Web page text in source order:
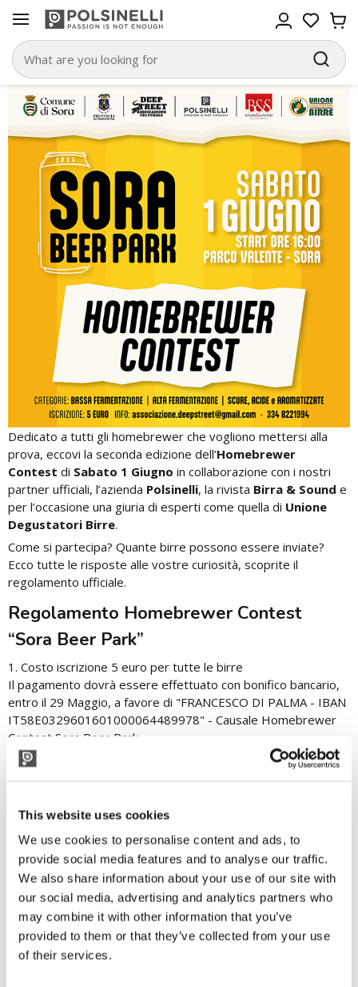
This website uses cookies
We use cookies to personalise content and ads, to
provide social media features and to analyse our traffic.
We also share information about your use of our site with
our social media, advertising and analytics partners who
may combine it with other information that you’ve
provided to them or that they’ve collected from your use
of their services.
Dedicato a tutti gli homebrewer che vogliono mettersi alla
prova, eccovi la seconda edizione dell’Homebrewer
Contest di Sabato 1 Giugno in collaborazione con i nostri
partner ufficiali, l’azienda Polsinelli, la rivista Birra & Sound e
per l’occasione una giuria di esperti come quella di Unione
Degustatori Birre.
Come si partecipa? Quante birre possono essere inviate?
Ecco tutte le risposte alle vostre curiosità, scoprite il
regolamento ufficiale.
Regolamento Homebrewer Contest
“Sora Beer Park”
1. Costo iscrizione 5 euro per tutte le birre
Il pagamento dovrà essere effettuato con bonifico bancario,
entro il 29 Maggio, a favore di "FRANCESCO DI PALMA - IBAN
IT58E0329601601000064489978" - Causale Homebrewer
Contest Sora Beer Park
2. Spedire almeno 4 campioni per stile, da 33 cl.
4. L’indirizzo di spedizione o di consegna è: Francesco Di
Palma, Via Nicola Corona n 15 Sora (FR), 03039
5. Categorie: Bassa fermentazione / Alta fermentazione /
Scure, acide e aromatizzate
6. La classifica ufficiale sarà pubblicata sul sito polsinelli.it e
sulla pagina Facebook “Sora Beer Park”.
Premi per ogni categoria: